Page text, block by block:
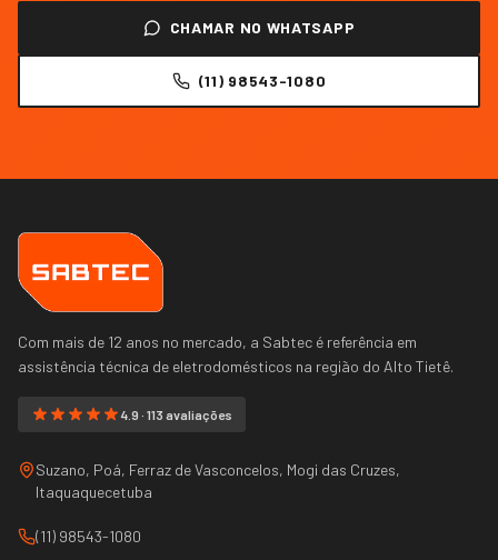
CHAMAR NO WHATSAPP
(11) 98543-1080
Com mais de 12 anos no mercado, a Sabtec é referência em
assistência técnica de eletrodomésticos na região do Alto Tietê.
4.9 · 113 avaliações
Suzano, Poá, Ferraz de Vasconcelos, Mogi das Cruzes,
Itaquaquecetuba
(11) 98543-1080